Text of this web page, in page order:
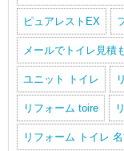
ピュアレストEX
メールでトイレ見積
ユニット トイレ
リフォーム toire
リフォーム トイレ